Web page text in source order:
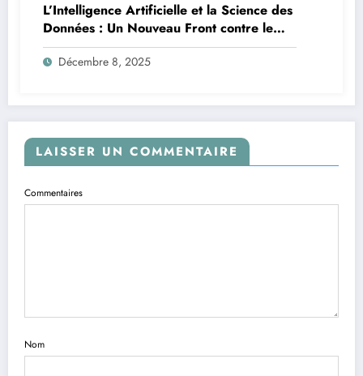
L’Intelligence Artificielle et la Science des
Données : Un Nouveau Front contre le
Paludisme en Afrique
Décembre 8, 2025
LAISSER UN COMMENTAIRE
Commentaires
Nom